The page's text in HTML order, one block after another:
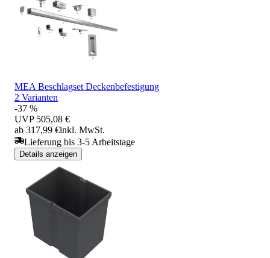
MEA Beschlagset Deckenbefestigung
2 Varianten
-37 %
UVP 505,08 €
ab 317,99 €inkl. MwSt.
Lieferung bis 3-5 Arbeitstage
Details anzeigen